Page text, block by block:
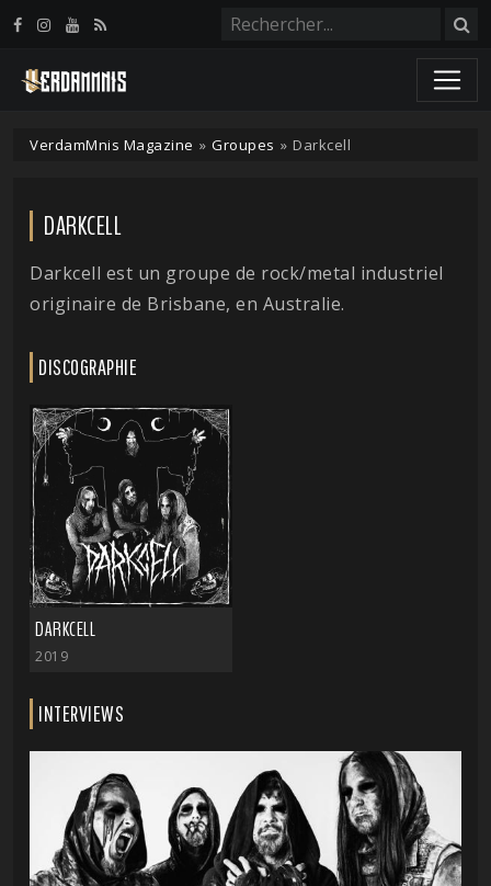
VerdamMnis Magazine » Groupes » Darkcell
DARKCELL
Darkcell est un groupe de rock/metal industriel
originaire de Brisbane, en Australie.
DISCOGRAPHIE
DARKCELL
2019
INTERVIEWS
Panneau de gestion des cookies